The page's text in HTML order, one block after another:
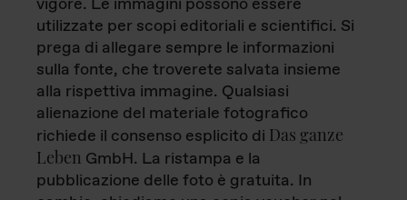
utilizzate per scopi editoriali e scientifici. Si
prega di allegare sempre le informazioni
sulla fonte, che troverete salvata insieme
alla rispettiva immagine. Qualsiasi
alienazione del materiale fotografico
richiede il consenso esplicito di Das ganze
Leben GmbH. La ristampa e la
pubblicazione delle foto è gratuita. In